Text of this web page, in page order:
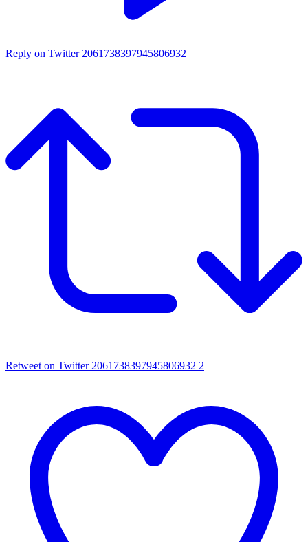
Reply on Twitter 2061738397945806932
Retweet on Twitter 2061738397945806932 2